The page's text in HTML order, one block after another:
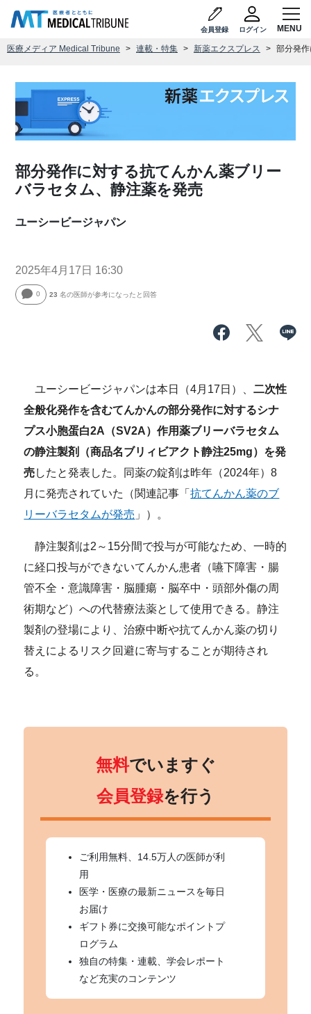
会員登録 ログイン
医療メディア Medical Tribune 連載・特集 新薬エクスプレス 部分発
部分発作に対する抗てんかん薬ブリー
バラセタム、静注薬を発売
ユーシービージャパン
2025年4月17日 16:30
0 23 名の医師が参考になったと回答
ユーシービージャパンは本日（4月17日）、二次性
全般化発作を含むてんかんの部分発作に対するシナ
プス小胞蛋白2A（SV2A）作用薬ブリーバラセタム
の静注製剤（商品名ブリィビアクト静注25mg）を発
売したと発表した。同薬の錠剤は昨年（2024年）8
月に発売されていた（関連記事「抗てんかん薬のブ
リーバラセタムが発売 」）。
静注製剤は2～15分間で投与が可能なため、一時的
に経口投与ができないてんかん患者（嚥下障害・腸
管不全・意識障害・脳腫瘍・脳卒中・頭部外傷の周
術期など）への代替療法薬として使用できる。静注
製剤の登場により、治療中断や抗てんかん薬の切り
替えによるリスク回避に寄与することが期待され
る。
無料でいますぐ
会員登録を行う
ご利用無料、14.5万人の医師が利
用
医学・医療の最新ニュースを毎日
お届け
ギフト券に交換可能なポイントプ
ログラム
独自の特集・連載、学会レポート
など充実のコンテンツ